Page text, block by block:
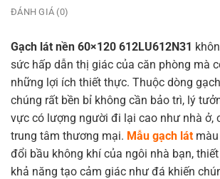
ĐÁNH GIÁ (0)
Gạch lát nền 60×120 612LU612N31
sức hấp dẫn thị giác của căn phòng mà
những lợi ích thiết thực. Thuộc dòng
chúng rất bền bỉ không cần bảo trì, lý
vực có lượng người đi lại cao như nhà ở,
trung tâm thương mại. Mẫu gạch lát
đổi bầu không khí của ngôi nhà bạn,
khả năng tạo cảm giác như đá khiến